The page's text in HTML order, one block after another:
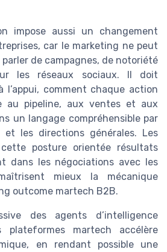
impose aussi un changement
car le marketing ne peut
de campagnes, de notoriété
les réseaux sociaux. Il doit
l’appui, comment chaque action
au pipeline, aux ventes et aux
un langage compréhensible par
et les directions générales. Les
posture orientée résultats
dans les négociations avec les
mieux la mécanique
outcome martech B2B.
des agents d’intelligence
plateformes martech accélère
en rendant possible une